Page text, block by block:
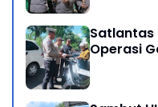
Satlantas
Operasi